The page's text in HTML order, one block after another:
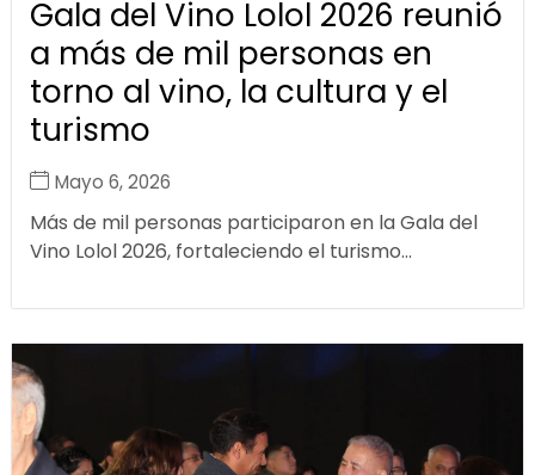
Gala del Vino Lolol 2026 reunió
a más de mil personas en
torno al vino, la cultura y el
turismo
Mayo 6, 2026
Más de mil personas participaron en la Gala del
Vino Lolol 2026, fortaleciendo el turismo...